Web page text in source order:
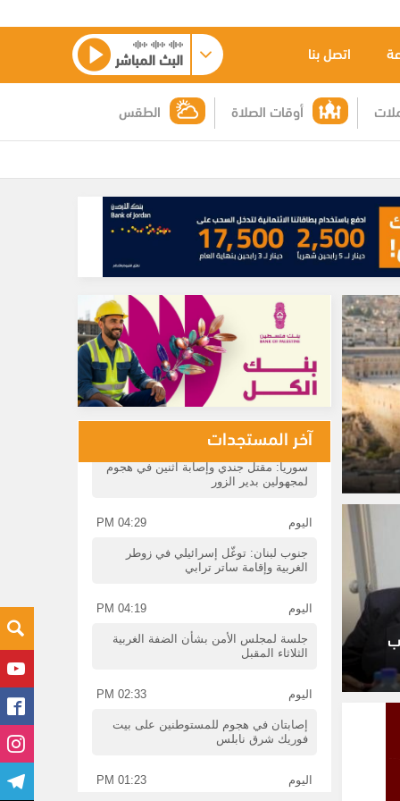
اتصل بنا البث المباشر
الطقس أوقات الصلاة
آخر المستجدات
05:45 PM
الضفة: 3488 اعتداءً للمستوطنين خلال 6
أشهر
04:34 PM
سوريا: مقتل جندي وإصابة اثنين في هجوم
لمجهولين بدير الزور
اليوم
جنوب لبنان: توغّل إسرائيلي في زوطر
اليوم
جلسة لمجلس الأمن بشأن الضفة الغربية
اليوم
إصابتان في هجوم للمستوطنين على بيت
اليوم
خاص| فرقة "أوف ستيج" تستعد لتقديم